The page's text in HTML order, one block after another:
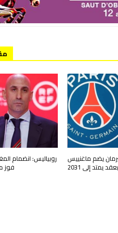
يضم ماغنييس
يمتد إلى 2031
روبياليس: انضمام
فوز